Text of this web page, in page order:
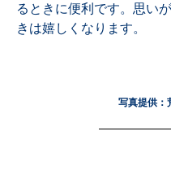
るときに便利です。思い
きは嬉しくなります。
写真提供：